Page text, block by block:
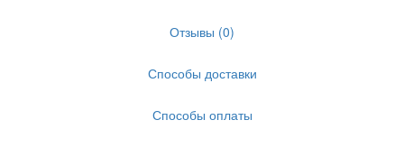
Отзывы (0)
Способы доставки
Способы оплаты